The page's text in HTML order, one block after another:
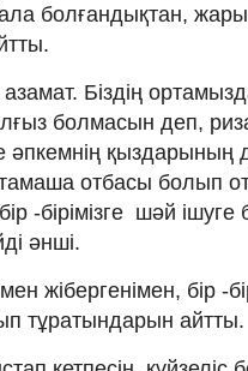
болғандықтан,
Біздің
болмасын деп,
қыздарының
отбасы болып
-бірімізге шәй
әнші.
жібергенімен, бір -
тұратындарын айтты.